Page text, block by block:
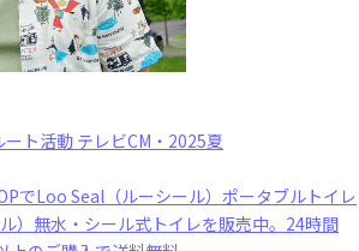
ト活動 テレビCM・2025夏